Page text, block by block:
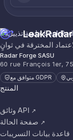
LeakRadar
Radar Forge SASU
60 rue François 1er,
متوافق مع GDPR
المنتج
وثائق API ↗
صفحة الحالة ↗
قاعدة بيانات التسريبات